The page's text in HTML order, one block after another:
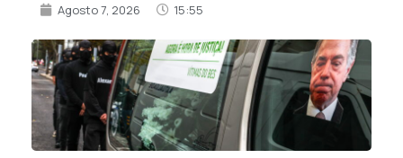
Agosto 7, 2026 15:55